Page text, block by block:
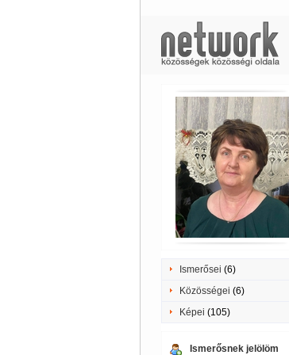
Ismerősei (6)
Közösségei (6)
Képei (105)
Ismerősnek jelölöm